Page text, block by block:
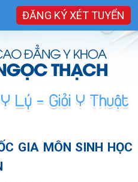
ĐĂNG KÝ XÉT TUYỂN
GIA MÔN SINH HỌC